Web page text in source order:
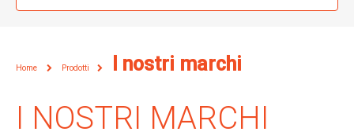
Home Prodotti I nostri marchi
I NOSTRI MARCHI